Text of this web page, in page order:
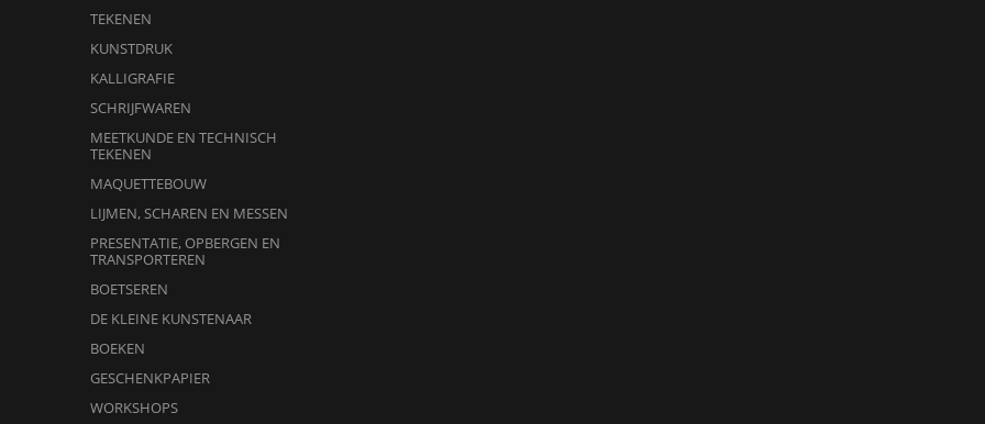
TEKENEN
KUNSTDRUK
KALLIGRAFIE
SCHRIJFWAREN
MEETKUNDE EN TECHNISCH
TEKENEN
MAQUETTEBOUW
LIJMEN, SCHAREN EN MESSEN
PRESENTATIE, OPBERGEN EN
TRANSPORTEREN
BOETSEREN
DE KLEINE KUNSTENAAR
BOEKEN
GESCHENKPAPIER
WORKSHOPS